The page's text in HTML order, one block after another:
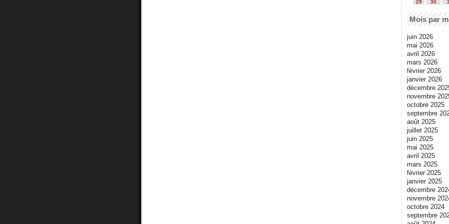
29
30
Mois par
juin 2026
mai 2026
avril 2026
mars 2026
février 2026
janvier 2026
décembre
novembre
octobre 2025
septembre
août 2025
juillet 2025
juin 2025
mai 2025
avril 2025
mars 2025
février 2025
janvier 2025
décembre
novembre
octobre 2024
septembre